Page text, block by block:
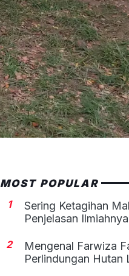
MOST POPULAR
1
Sering Ketagihan
Penjelasan Ilmiahnya
2
Mengenal Farwiza
Perlindungan Hutan